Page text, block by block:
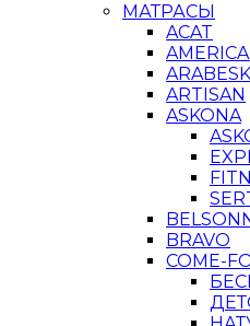
МАТРАСЫ
ACAT
ARTISAN
ASKONA
BRAVO
COME-